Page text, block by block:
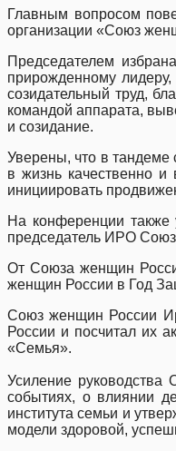
Главным вопросом
организации «Союз
Председателем
прирожденному
созидательный труд,
командой аппарата,
и созидание.
Уверены, что в тандеме
в жизнь качественно
инициировать
На конференции
председатель ИРО
От Союза женщин
женщин России в Год
Союз женщин России
России и посчитал их
«Семья».
Усиление руководства
событиях, о влиянии
института семьи и
модели здоровой,